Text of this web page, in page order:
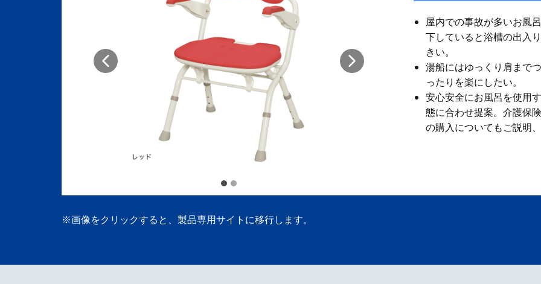
屋内での事故が多いお風
下していると浴槽の出入
きい。
湯船にはゆっくり肩まで
ったりを楽にしたい。
安心安全にお風呂を使用
態に合わせ提案。 ​ 介護保
の購入についてもご説明
※画像をクリックすると、製品専用サイトに移行します。